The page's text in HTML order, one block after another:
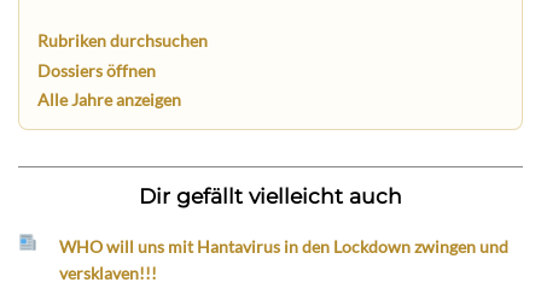
Rubriken durchsuchen
Dossiers öffnen
Alle Jahre anzeigen
Dir gefällt vielleicht auch
WHO will uns mit Hantavirus in den Lockdown zwingen und
versklaven!!!